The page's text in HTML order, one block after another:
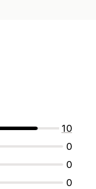
10
0
0
0